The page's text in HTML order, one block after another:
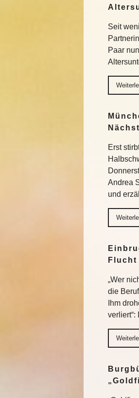
Seit
Paar
Erst
Andrea
und
Flucht
„Wer
die
Ihm